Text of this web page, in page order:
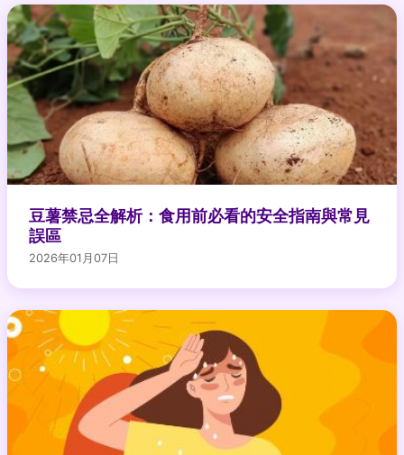
豆薯禁忌全解析：食用前必看的安全指南與常見
誤區
2026年01月07日